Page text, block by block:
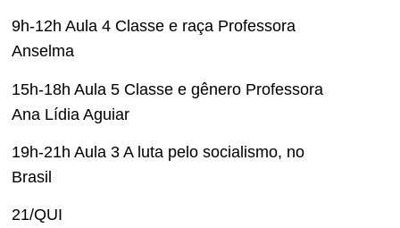
9h-12h Aula 4 Classe e raça Professora
Anselma
15h-18h Aula 5 Classe e gênero Professora
Ana Lídia Aguiar
19h-21h Aula 3 A luta pelo socialismo, no
Brasil
21/QUI